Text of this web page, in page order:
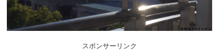
スポンサーリンク